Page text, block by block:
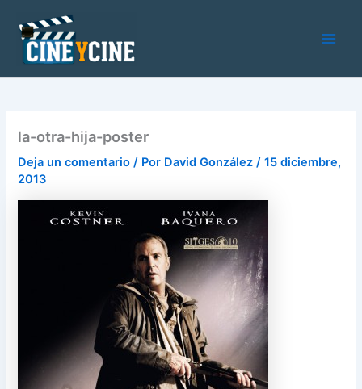
contenido
la-otra-hija-poster
Deja un comentario / Por David González/15 diciembre,
2013